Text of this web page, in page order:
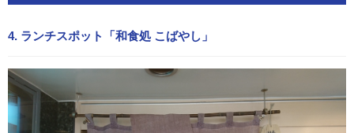
4. ランチスポット「和食処 こばやし」